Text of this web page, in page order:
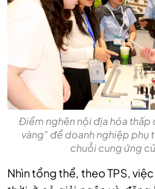
Điểm nghẽn nội địa hóa thấp
vàng” để doanh nghiệp phụ
chuỗi cung ứng
Nhìn tổng thể, theo TPS,